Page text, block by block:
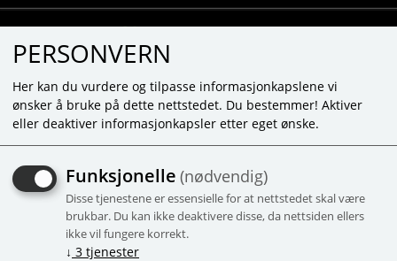
ROSA BADETVÅLFLINGOR
- ROSOR
Rosa hjärtan 35g
PERSONVERN
Her kan du vurdere og tilpasse informasjonkapslene vi
ønsker å bruke på dette nettstedet. Du bestemmer! Aktiver
eller deaktiver informasjonkapsler etter eget ønske.
Funksjonelle (nødvendig)
Disse tjenestene er essensielle for at nettstedet skal være
brukbar. Du kan ikke deaktivere disse, da nettsiden ellers
ikke vil fungere korrekt.
↓ 3 tjenester